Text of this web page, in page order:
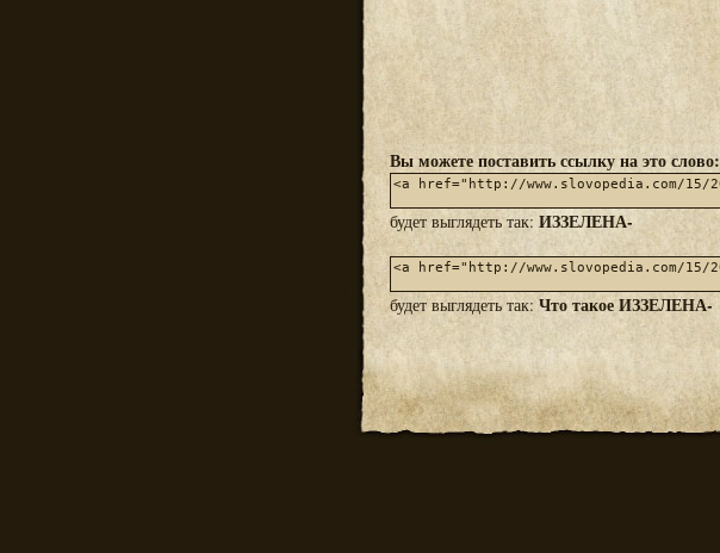
Вы можете поставить ссылку на это слово:
будет выглядеть так: ИЗЗЕЛЕНА-
будет выглядеть так:Что такое ИЗЗЕЛЕНА-